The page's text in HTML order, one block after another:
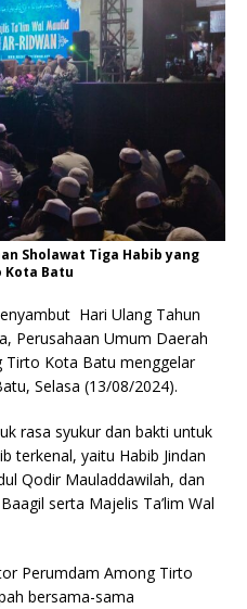
Sholawat Tiga Habib yang
Kota Batu
Hari Ulang Tahun
Perusahaan Umum Daerah
Tirto Kota Batu menggelar
Selasa (13/08/2024).
rasa syukur dan bakti untuk
terkenal, yaitu Habib Jindan
Qodir Mauladdawilah, dan
serta Majelis Ta’lim Wal
Perumdam Among Tirto
bersama-sama